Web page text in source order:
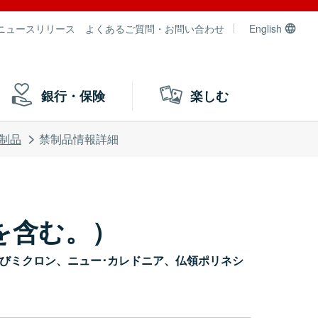
ュースリリース よくあるご質問・お問い合わせ English
銀行・保険 楽しむ
品 禁制品情報詳細
む。）
クロン、ニュー･カレドニア、仏領ポリネシ